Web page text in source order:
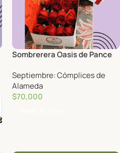
Sombrerera Oasis de Pance
Septiembre: Cómplices de
Alameda
$70,000